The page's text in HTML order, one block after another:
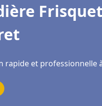
rapide et professionnelle